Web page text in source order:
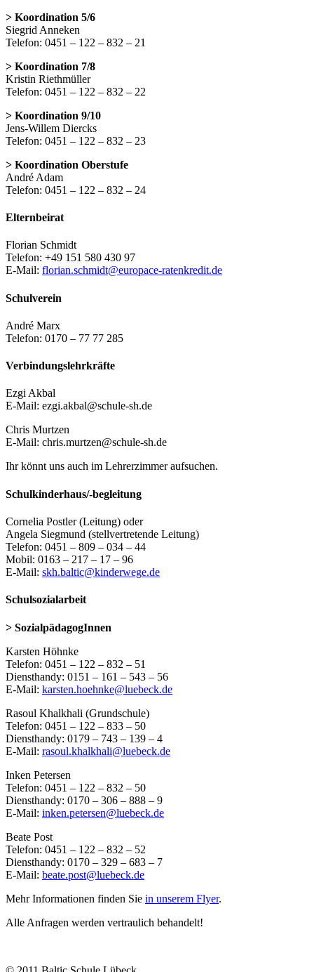
> Koordination 5/6
Siegrid Anneken
Telefon: 0451 – 122 – 832 – 21
> Koordination 7/8
Kristin Riethmüller
Telefon: 0451 – 122 – 832 – 22
> Koordination 9/10
Jens-Willem Diercks
Telefon: 0451 – 122 – 832 – 23
> Koordination Oberstufe
André Adam
Telefon: 0451 – 122 – 832 – 24
Elternbeirat
Florian Schmidt
Telefon: +49 151 580 430 97
E-Mail: florian.schmidt@europace-ratenkredit.de
Schulverein
André Marx
Telefon: 0170 – 77 77 285
Verbindungslehrkräfte
Ezgi Akbal
E-Mail: ezgi.akbal@schule-sh.de
Chris Murtzen
E-Mail: chris.murtzen@schule-sh.de
Ihr könnt uns auch im Lehrerzimmer aufsuchen.
Schulkinderhaus/-begleitung
Cornelia Postler (Leitung) oder
Angela Siegmund (stellvertretende Leitung)
Telefon: 0451 – 809 – 034 – 44
Mobil: 0163 – 217 – 17 – 96
E-Mail: skh.baltic@kinderwege.de
Schulsozialarbeit
> SozialpädagogInnen
Karsten Höhnke
Telefon: 0451 – 122 – 832 – 51
Diensthandy: 0151 – 161 – 543 – 56
E-Mail: karsten.hoehnke@luebeck.de
Rasoul Khalkhali (Grundschule)
Telefon: 0451 – 122 – 833 – 50
Diensthandy: 0179 – 743 – 139 – 4
E-Mail: rasoul.khalkhali@luebeck.de
Inken Petersen
Telefon: 0451 – 122 – 832 – 50
Diensthandy: 0170 – 306 – 888 – 9
E-Mail: inken.petersen@luebeck.de
Beate Post
Telefon: 0451 – 122 – 832 – 52
Diensthandy: 0170 – 329 – 683 – 7
E-Mail: beate.post@luebeck.de
Mehr Informationen finden Sie in unserem Flyer.
Alle Anfragen werden vertraulich behandelt!